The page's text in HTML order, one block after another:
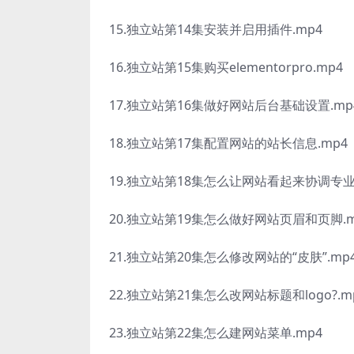
15.独立站第14集安装并启用插件.mp4
16.独立站第15集购买elementorpro.mp4
17.独立站第16集做好网站后台基础设置
18.独立站第17集配置网站的站长信息.mp4
19.独立站第18集怎么让网站看起来协调专
20.独立站第19集怎么做好网站页眉和页脚
21.独立站第20集怎么修改网站的“皮肤
22.独立站第21集怎么改网站标题和
23.独立站第22集怎么建网站菜单.mp4